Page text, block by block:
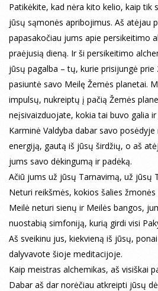
Patikėkite, kad nėra kito kelio, kaip tik
jūsų sąmonės apribojimus. Aš atėjau
papasakočiau jums apie persikeitimo
praėjusią dieną. Ir ši persikeitimo
jūsų pagalba – tų, kurie prisijungė
pasiuntė savo Meilę Žemės planetai.
impulsų, nukreiptų į pačią Žemės
neįsivaizduojate, kokia tai buvo galia ir
Karminė Valdyba dabar savo
energiją, gautą iš jūsų širdžių, o aš
jums savo dėkingumą ir padėką.
Ačiū jums už jūsų Tarnavimą, už jūsų
Neturi reikšmės, kokios šalies
Meilė neturi sienų ir Meilės bangos,
nuostabią simfoniją, kurią girdi visi
Aš sveikinu jus, kiekvieną iš jūsų,
dalyvavote šioje meditacijoje.
Kaip meistras alchemikas, aš visiškai
Dabar aš dar norėčiau atkreipti jūsų